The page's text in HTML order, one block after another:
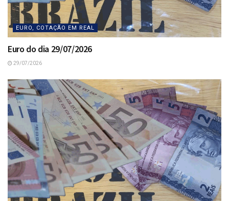
EURO, COTAÇÃO EM REAL
Euro do dia 29/07/2026
29/07/2026